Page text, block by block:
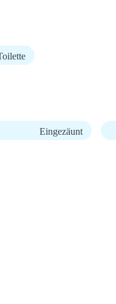
Eingezäunt